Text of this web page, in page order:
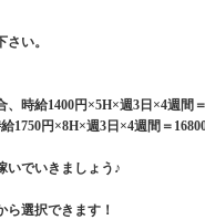
い。
時給1400円×5H×週3日×4週間
1750円×8H×週3日×4週間＝
でいきましょう♪
選択できます！